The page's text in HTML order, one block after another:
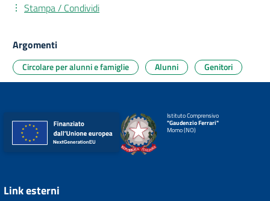
Stampa / Condividi
Argomenti
Circolare per alunni e famiglie Alunni Genitori
Istituto Comprensivo
"Gaudenzio Ferrari"
Momo (NO)
Link esterni